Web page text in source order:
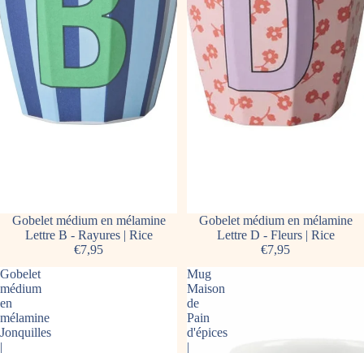
Gobelet médium en mélamine
Lettre B - Rayures | Rice
€7,95
Gobelet médium en mélamine
Lettre D - Fleurs | Rice
€7,95
Gobelet
médium
en
mélamine
Jonquilles
|
Mug
Maison
de
Pain
d'épices
|